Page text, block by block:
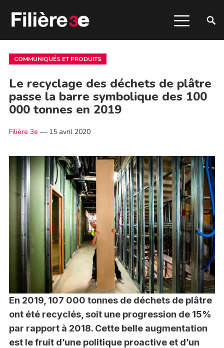
COMMUNIQUÉS ET PRODUITS
Le recyclage des déchets de plâtre
passe la barre symbolique des 100
000 tonnes en 2019
Filière 3e — 15 avril 2020
En 2019, 107 000 tonnes de déchets de plâtre
ont été recyclés, soit une progression de 15%
par rapport à 2018. Cette belle augmentation
est le fruit d’une politique proactive et d’un